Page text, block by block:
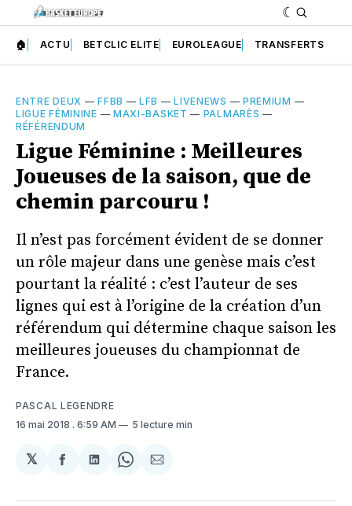
🏠 ACTU BETCLIC ELITE EUROLEAGUE TRANSFERTS
ENTRE DEUX —FFBB —LFB —LIVENEWS — PREMIUM —
LIGUE FÉMININE — MAXI-BASKET — PALMARÈS —
RÉFÉRENDUM
Ligue Féminine : Meilleures
Joueuses de la saison, que de
chemin parcouru !
Il n’est pas forcément évident de se donner
un rôle majeur dans une genèse mais c’est
pourtant la réalité : c’est l’auteur de ses
lignes qui est à l’origine de la création d’un
référendum qui détermine chaque saison les
meilleures joueuses du championnat de
France.
PASCAL LEGENDRE
16 mai 2018 . 6:59 AM 5 lecture min
𝕏
Partager
Facebook
Partager
LinkedIn
Share
WhatsApp
Partager
Courriel